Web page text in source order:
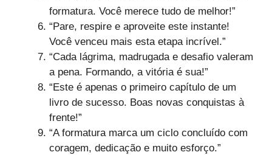
formatura. Você merece tudo de melhor!”
“Pare, respire e aproveite este instante!
Você venceu mais esta etapa incrível.”
“Cada lágrima, madrugada e desafio valeram
a pena. Formando, a vitória é sua!”
“Este é apenas o primeiro capítulo de um
livro de sucesso. Boas novas conquistas à
frente!”
“A formatura marca um ciclo concluído com
coragem, dedicação e muito esforço.”